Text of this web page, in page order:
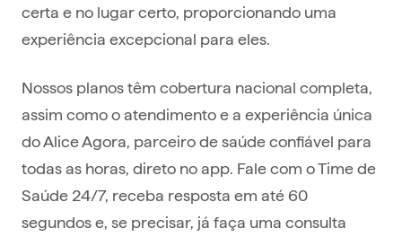
certa e no lugar certo, proporcionando uma
experiência excepcional para eles.
Nossos planos têm cobertura nacional completa,
assim como o atendimento e a experiência única
do Alice Agora, parceiro de saúde confiável para
todas as horas, direto no app. Fale com o Time de
Saúde 24/7, receba resposta em até 60
segundos e, se precisar, já faça uma consulta